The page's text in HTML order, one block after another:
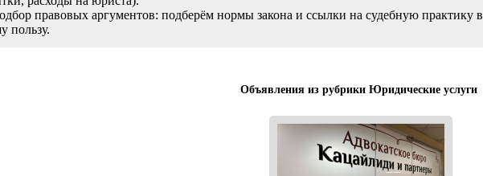
правовых аргументов: подберём нормы закона и ссылки на судебную практику в
пользу.
Объявления из рубрики Юридические услуги